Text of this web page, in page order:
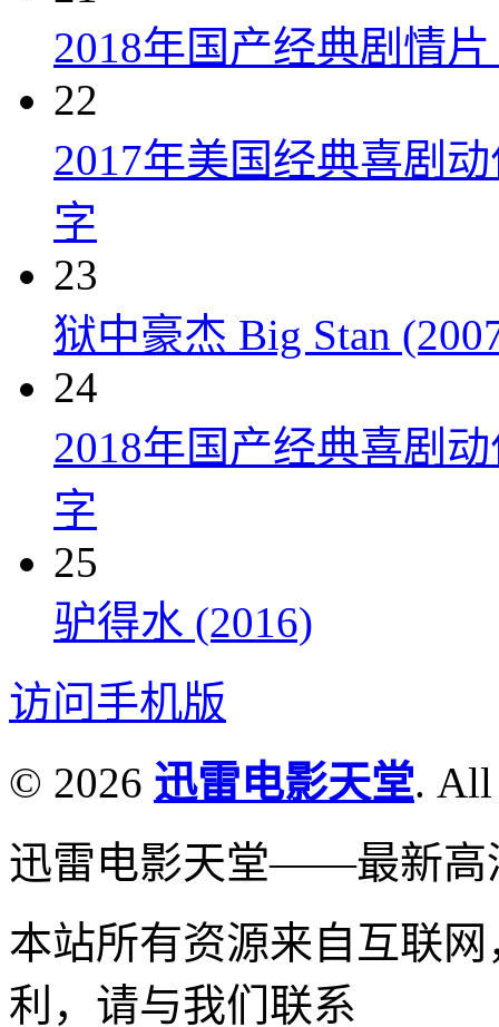
2018年国产经典剧情
22
2017年美国经典喜剧
字
23
狱中豪杰 Big Stan
24
2018年国产经典喜剧
字
25
驴得水 (2016)
访问手机版
© 2026 迅雷电影天堂. All
迅雷电影天堂——最新高
本站所有资源来自互联
利，请与我们联系